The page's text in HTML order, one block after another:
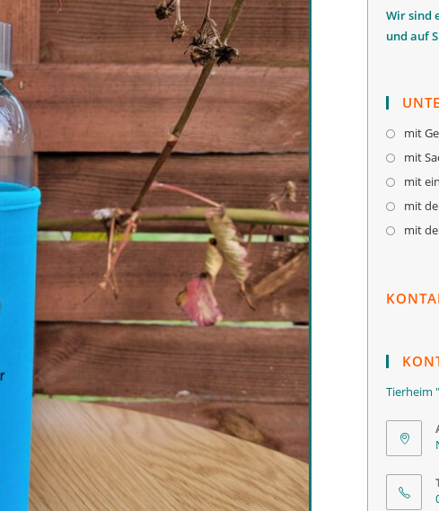
Wir sind
und auf
mit
mit
mit
mit
mit
Tierheim